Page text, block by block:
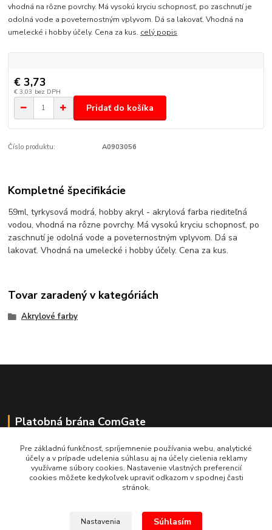
vhodná na rôzne povrchy. Má vysokú kryciu schopnosť, po zaschnutí je
odolná vode a poveternostným vplyvom. Dá sa lakovať. Vhodná na
umelecké i hobby účely. Cena za kus. celý popis
€ 3,73
€ 3,03 bez DPH
Pridať do košíka
Číslo produktu: A0903056
Kompletné špecifikácie
59ml, tyrkysová modrá, hobby akryl - akrylová farba riediteľná
vodou, vhodná na rôzne povrchy. Má vysokú kryciu schopnosť, po
zaschnutí je odolná vode a poveternostným vplyvom. Dá sa
lakovať. Vhodná na umelecké i hobby účely. Cena za kus.
Tovar zaradený v kategóriách
Akrylové farby
Platobná brána ComGate
Pre základnú funkčnosť, spríjemnenie používania webu, analytické
účely a v prípade udelenia súhlasu aj na účely cielenia reklamy
využívame súbory cookies. Nastavenie vlastných preferencií
cookies môžete kedykoľvek upraviť odkazom v spodnej časti
stránok.
Nastavenia Súhlasím